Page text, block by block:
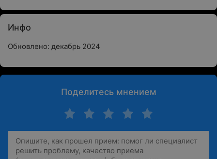
Инфо
Обновлено: декабрь 2024
Поделитесь мнением